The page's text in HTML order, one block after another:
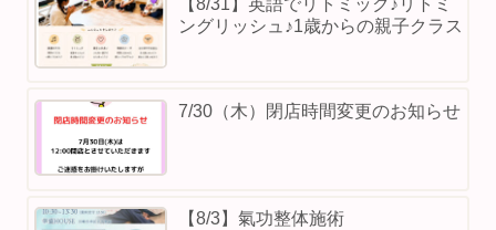
ングリッシュ♪1歳からの親子クラス
7/30（木）閉店時間変更のお知らせ
【8/3】⁡氣功整体施術